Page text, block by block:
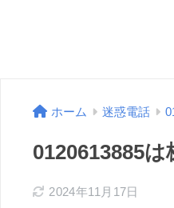
ホーム 迷惑電話
0120613885
2024年11月17日